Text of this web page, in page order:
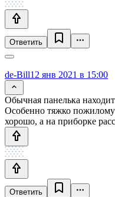
Ответить
de-Bill12 янв 2021 в 15:00
Обычная панелька
Особенно тяжко
хорошо, а на приборке
Ответить